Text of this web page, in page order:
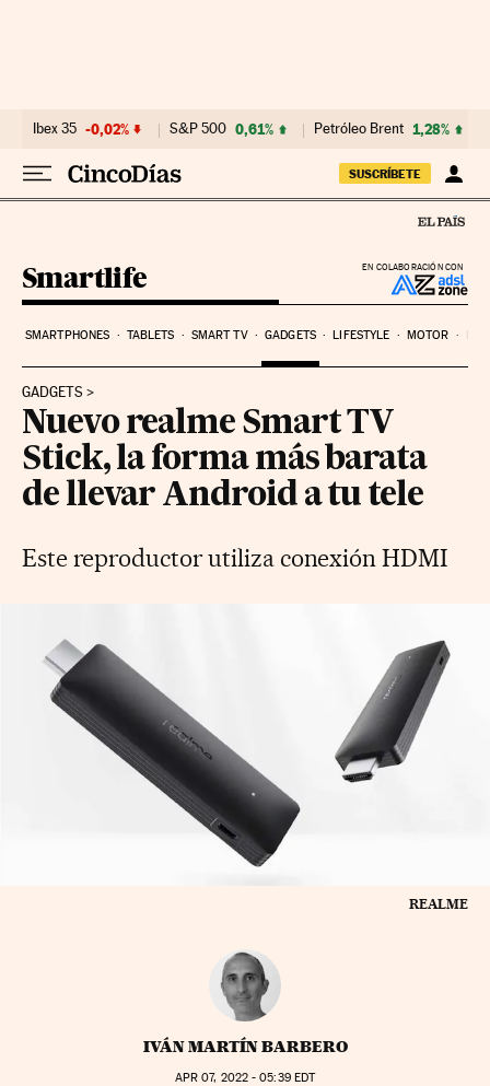
Ibex 35 -0,02% S&P 500 0,61% Petróleo Brent 1,28%
SUSCRÍBETE
EN COLABORACIÓN CON
Smartlife
SMARTPHONES TABLETS SMART TV GADGETS LIFESTYLE MOTOR
GADGETS
Nuevo realme Smart TV
Stick, la forma más barata
de llevar Android a tu tele
Este reproductor utiliza conexión HDMI
REALME
IVÁN MARTÍN BARBERO
APR 07, 2022 - 05:39EDT